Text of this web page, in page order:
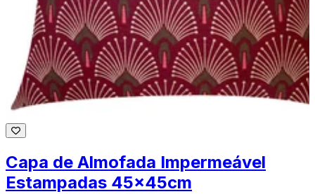
Capa de Almofada Impermeável
Estampadas 45x45cm